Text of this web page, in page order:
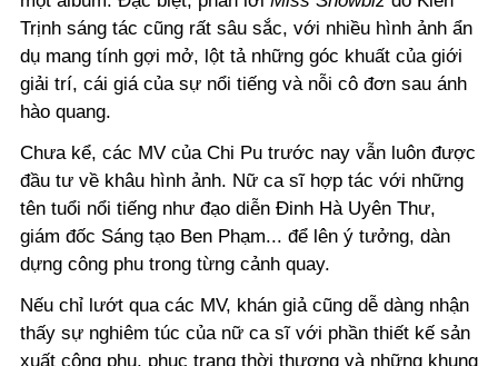
Trịnh sáng tác cũng rất sâu sắc, với nhiều hình ảnh ẩn
dụ mang tính gợi mở, lột tả những góc khuất của giới
giải trí, cái giá của sự nổi tiếng và nỗi cô đơn sau ánh
hào quang.
Chưa kể, các MV của Chi Pu trước nay vẫn luôn được
đầu tư về khâu hình ảnh. Nữ ca sĩ hợp tác với những
tên tuổi nổi tiếng như đạo diễn Đinh Hà Uyên Thư,
giám đốc Sáng tạo Ben Phạm... để lên ý tưởng, dàn
dựng công phu trong từng cảnh quay.
Nếu chỉ lướt qua các MV, khán giả cũng dễ dàng nhận
thấy sự nghiêm túc của nữ ca sĩ với phần thiết kế sản
xuất công phu, phục trang thời thượng và những khung